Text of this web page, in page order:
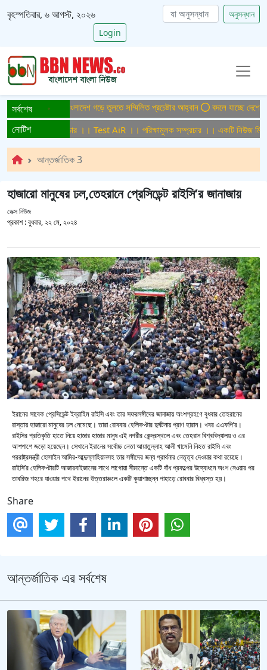
বৃহস্পতিবার, ৬ আগস্ট, ২০২৬
অনুসন্ধান
Login
সর্বশেষ
হেপাটাইটিসমুক্ত বাংলাদেশ গড়ে তুলতে সম্মিলিত প্রচেষ্টার আহ্বান বদলে যাচ্ছে দেশের
নোটিশ
পরিক্ষামুলক সম্প্রচার ।। Test AiR ।। পরিক্ষামুলক সম্প্রচার ।। একটি নিউজ
আন্তর্জাতিক 3
হাজারো মানুষের ঢল,তেহরানে প্রেসিডেন্ট রাইসি’র জানাজায়
ডেক্স নিউজ
প্রকাশ :বুধবার, ২২ মে, ২০২৪
ইরানের সাবেক প্রেসিডেন্ট ইব্রাহিম রাইসি এবং তার সফরসঙ্গীদের জানাজায় অংশগ্রহণে বুধবার তেহরানের
রাস্তায় হাজারো মানুষের ঢল নেমেছে। তারা রোববার হেলিকপ্টার দুর্ঘটনায় প্রাণ হারান। খবর এএফপি’র।
রাইসির প্রতিকৃতি হাতে নিয়ে হাজার হাজার মানুষ এই নগরীর কেন্দ্রস্থলে এবং তেহরান বিশ্ববিদ্যালয় ও এর
আশপাশে জড়ো হয়েছেন। সেখানে ইরানের সর্বোচ্চ নেতা আয়াতুল্লাহ আলী খামেনি নিহত রাইসি এবং
পররাষ্ট্রমন্ত্রী হোসাইন আমির-আব্দুল্লাহিয়ানসহ তার সঙ্গীদের জন্য প্রার্থনার নেতৃত্ব দেওয়ার কথা রয়েছে।
রাইসি’র হেলিকপ্টারটি আজারবাইজানের সাথে লাগোয়া সীমান্তে একটি বাঁধ প্রকল্পের উদ্বোধনে অংশ নেওয়ার পর
তাবরিজ শহরে যাওয়ার পথে ইরানের উত্তরাঞ্চলে একটি কুয়াশাচ্ছন্ন পাহাড়ে রোববার বিধ্বস্ত হয়।
Share
আন্তর্জাতিক এর সর্বশেষ